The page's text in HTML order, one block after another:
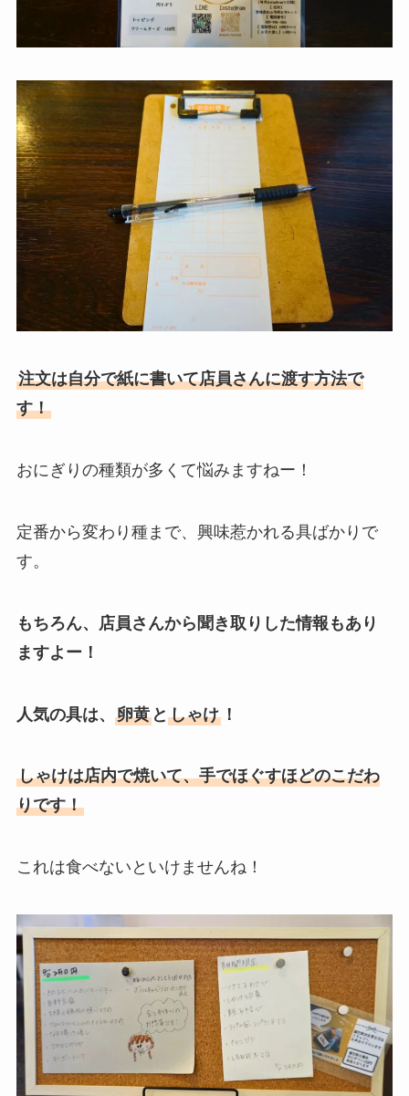
注文は自分で紙に書いて店員さんに渡す方法で
す！
おにぎりの種類が多くて悩みますねー！
定番から変わり種まで、興味惹かれる具ばかりで
す。
もちろん、店員さんから聞き取りした情報もあり
ますよー！
人気の具は、 卵黄と しゃけ！
しゃけは店内で焼いて、手でほぐすほどのこだわ
りです！
これは食べないといけませんね！